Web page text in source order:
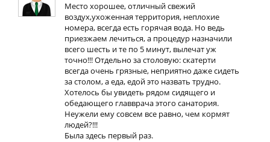
Место хорошее, отличный свежий
воздух,ухоженная территория, неплохие
номера, всегда есть горячая вода. Но ведь
приезжаем лечиться, а процедур назначили
всего шесть и те по 5 минут, вылечат уж
точно!!! Отдельно за столовую: скатерти
всегда очень грязные, неприятно даже сидеть
за столом, а еда, едой это назвать трудно.
Хотелось бы увидеть рядом сидящего и
обедающего главврача этого санатория.
Неужели ему совсем все равно, чем кормят
людей?!!!
Была здесь первый раз.